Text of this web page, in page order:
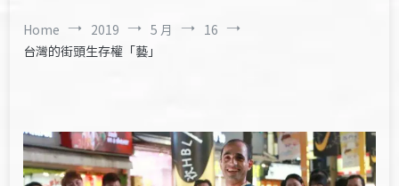
Home 2019 5 月
16
台灣的街頭生存權「藝」